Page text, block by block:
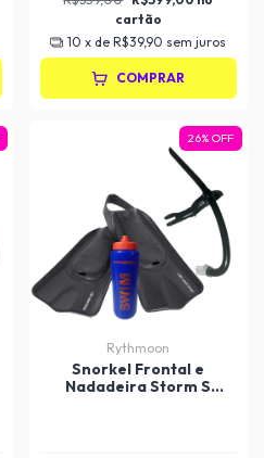
10 x deR$39,90 sem juros
COMPRAR
26% OFF
Rythmoon
Snorkel Frontal e
Nadadeira Storm S